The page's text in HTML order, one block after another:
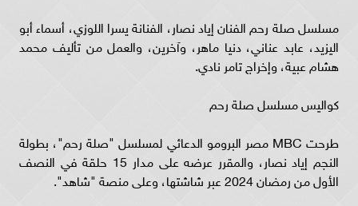
مسلسل صلة رحم الفنان إياد نصار، الفنانة يسرا اللوزي، أسماء أبو
اليزيد، عابد عناني، دنيا ماهر، وآخرين، والعمل من تأليف محمد
هشام عبية، وإخراج تامر نادي.
كواليس مسلسل صلة رحم
طرحت MBC مصر البرومو الدعائي لمسلسل "صلة رحم"، بطولة
النجم إياد نصار، والمقرر عرضه على مدار 15 حلقة في النصف
الأول من رمضان 2024 عبر شاشتها، وعلى منصة "شاهد".